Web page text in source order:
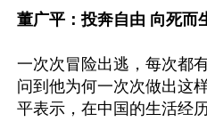
董广平：投奔自由 向死而
一次次冒险出逃，每次都
问到他为何一次次做出这
平表示，在中国的生活经